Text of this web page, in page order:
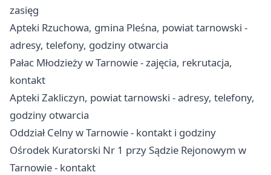
zasięg
Apteki Rzuchowa, gmina Pleśna, powiat tarnowski -
adresy, telefony, godziny otwarcia
Pałac Młodzieży w Tarnowie - zajęcia, rekrutacja,
kontakt
Apteki Zakliczyn, powiat tarnowski - adresy, telefony,
godziny otwarcia
Oddział Celny w Tarnowie - kontakt i godziny
Ośrodek Kuratorski Nr 1 przy Sądzie Rejonowym w
Tarnowie - kontakt